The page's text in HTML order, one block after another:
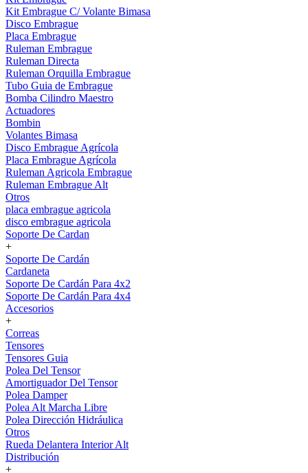
Kit Embrague C/ Volante Bimasa
Disco Embrague
Placa Embrague
Ruleman Embrague
Ruleman Directa
Ruleman Orquilla Embrague
Tubo Guia de Embrague
Bomba Cilindro Maestro
Actuadores
Bombin
Volantes Bimasa
Disco Embrague Agrícola
Placa Embrague Agrícola
Ruleman Agricola Embrague
Ruleman Embrague Alt
Otros
placa embrague agricola
disco embrague agricola
Soporte De Cardan
+
Soporte De Cardán
Cardaneta
Soporte De Cardán Para 4x2
Soporte De Cardán Para 4x4
Accesorios
+
Correas
Tensores
Tensores Guia
Polea Del Tensor
Amortiguador Del Tensor
Polea Damper
Polea Alt Marcha Libre
Polea Dirección Hidráulica
Otros
Rueda Delantera Interior Alt
Distribución
+